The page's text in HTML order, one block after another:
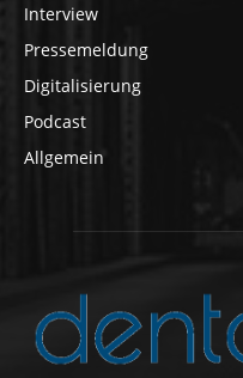
Interview
Pressemeldung
Digitalisierung
Podcast
Allgemein